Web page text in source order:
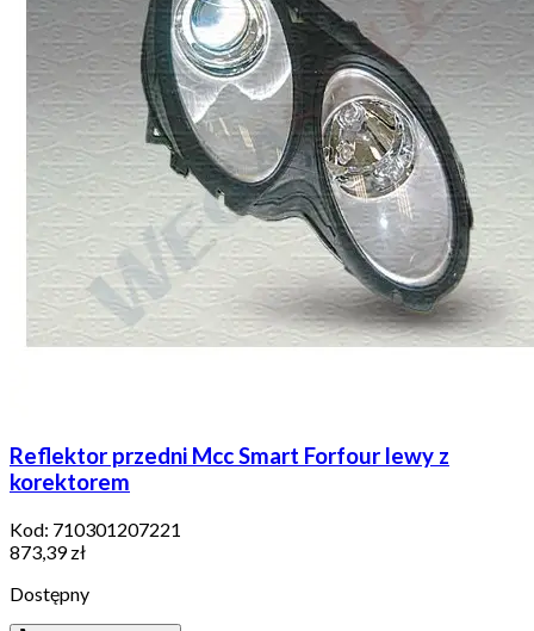
Reflektor przedni Mcc Smart Forfour lewy z
korektorem
Kod: 710301207221
873,39 zł
Dostępny